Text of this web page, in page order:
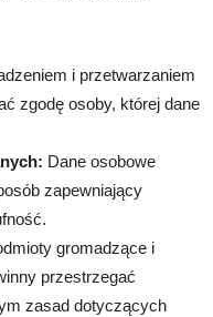
i przetwarzaniem
zgodę osoby, której dane
Dane osobowe
zapewniający
gromadzące i
przestrzegać
zasad dotyczących